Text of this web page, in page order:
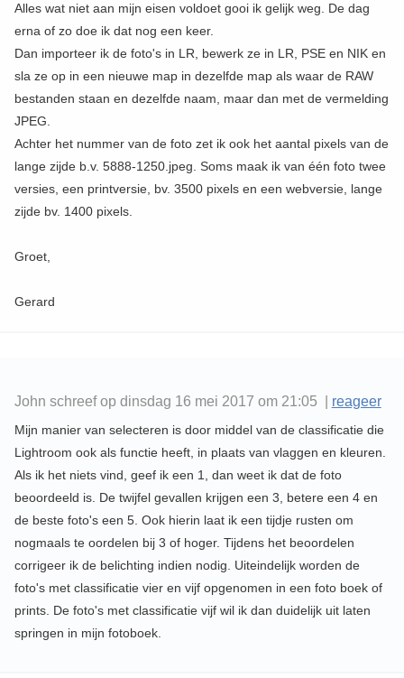
Alles wat niet aan mijn eisen voldoet gooi ik gelijk weg. De dag
erna of zo doe ik dat nog een keer.
Dan importeer ik de foto's in LR, bewerk ze in LR, PSE en NIK en
sla ze op in een nieuwe map in dezelfde map als waar de RAW
bestanden staan en dezelfde naam, maar dan met de vermelding
JPEG.
Achter het nummer van de foto zet ik ook het aantal pixels van de
lange zijde b.v. 5888-1250.jpeg. Soms maak ik van één foto twee
versies, een printversie, bv. 3500 pixels en een webversie, lange
zijde bv. 1400 pixels.
Groet,
Gerard
John schreef op dinsdag 16 mei 2017 om 21:05 | reageer
Mijn manier van selecteren is door middel van de classificatie die
Lightroom ook als functie heeft, in plaats van vlaggen en kleuren.
Als ik het niets vind, geef ik een 1, dan weet ik dat de foto
beoordeeld is. De twijfel gevallen krijgen een 3, betere een 4 en
de beste foto's een 5. Ook hierin laat ik een tijdje rusten om
nogmaals te oordelen bij 3 of hoger. Tijdens het beoordelen
corrigeer ik de belichting indien nodig. Uiteindelijk worden de
foto's met classificatie vier en vijf opgenomen in een foto boek of
prints. De foto's met classificatie vijf wil ik dan duidelijk uit laten
springen in mijn fotoboek.